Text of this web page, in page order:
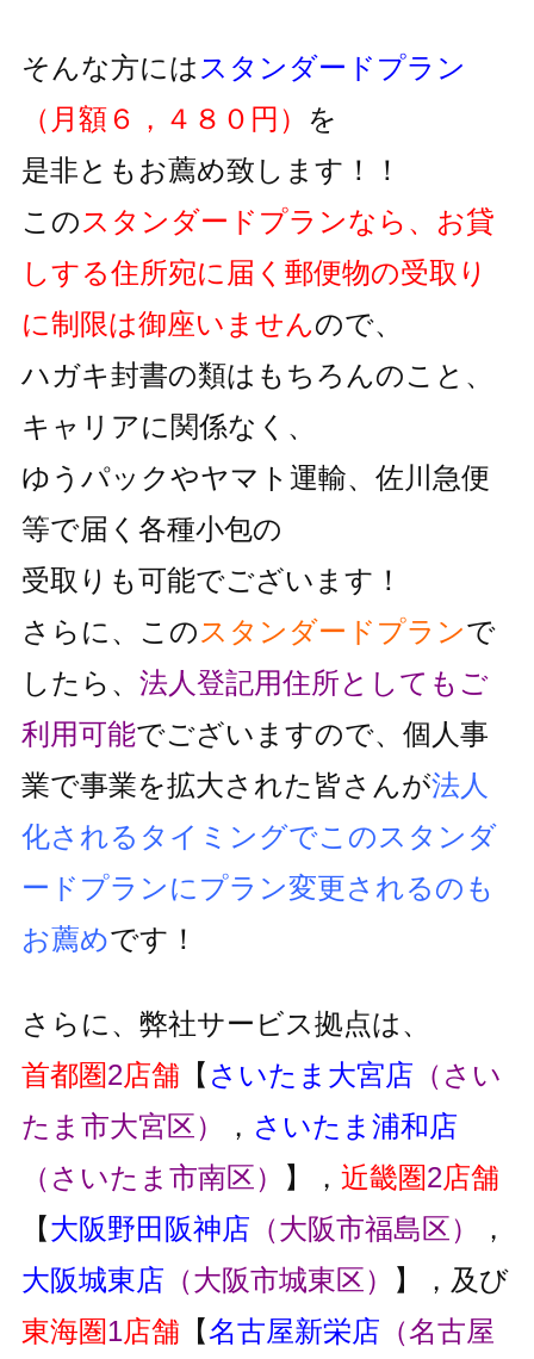
そんな方には スタンダードプラン
（月額６，４８０円） を
是非ともお薦め致します！！
この スタンダードプランなら、お貸
しする住所宛に届く郵便物の受取り
に制限は御座いませんので、
ハガキ封書の類はもちろんのこと、
キャリアに関係なく、
ゆうパックやヤマト運輸、佐川急便
等で届く各種小包の
受取りも可能でございます！
さらに、この スタンダードプランで
したら、 法人登記用住所としても ご
利用可能でございますので、個人事
業で事業を拡大された皆さんが法人
化されるタイミングでこのスタンダ
ードプランにプラン変更されるのも
お薦めです！
さらに、弊社サービス拠点は、
首都圏2店舗 【 さいたま大宮店 （さい
たま市大宮区）
， さいたま浦和店
（さいたま市南区）
】， 近畿圏2店舗
【大阪野田阪神店 （大阪市福島区）
，
大阪城東店 （大阪市城東区）
】，及び
東海圏1店舗 【名古屋新栄店 （名古屋